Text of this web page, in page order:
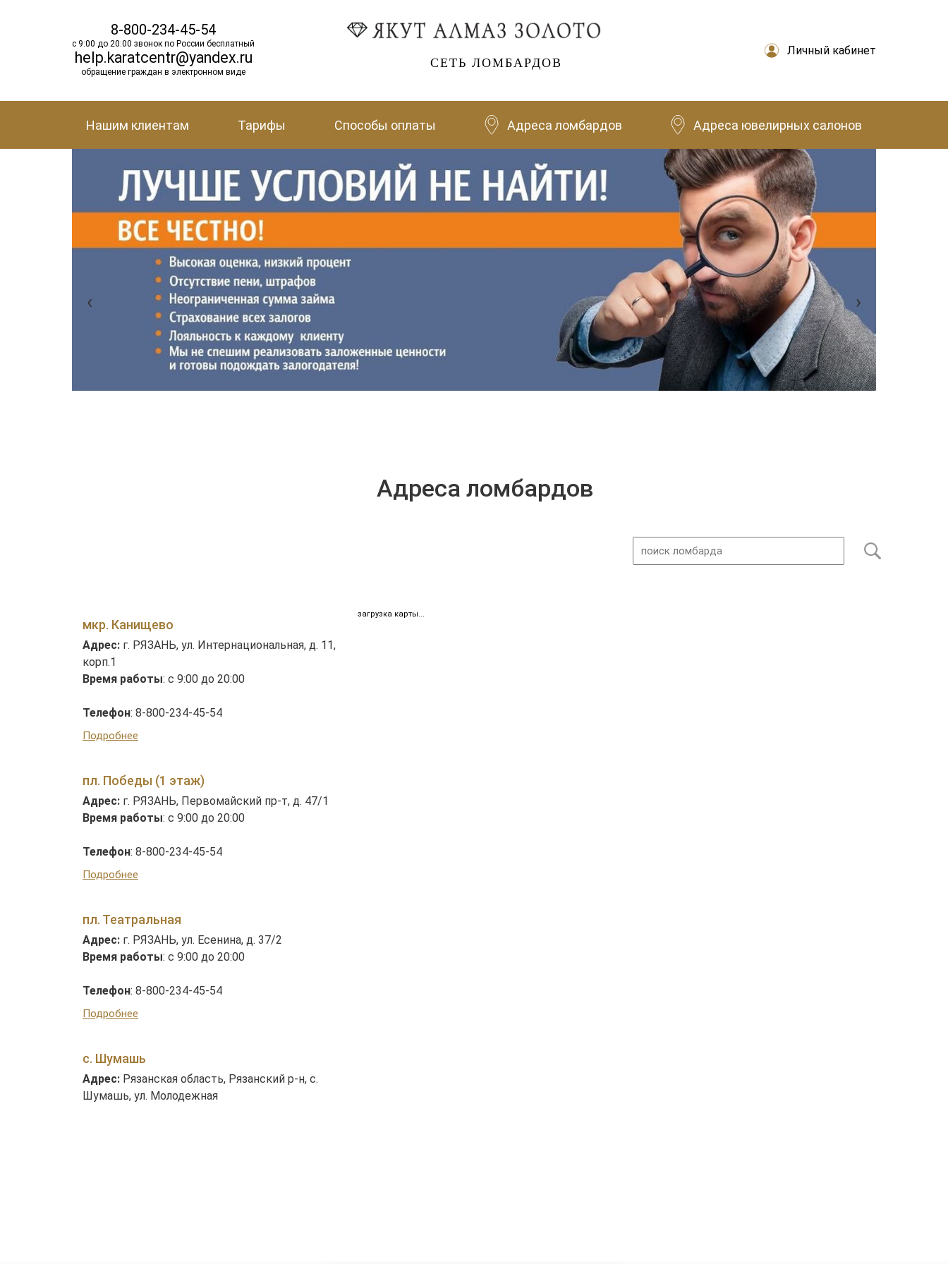
8-800-234-45-54
с 9:00 до 20:00 звонок по России бесплатный
help.karatcentr@yandex.ru
обращение граждан в электронном виде
СЕТЬ ЛОМБАРДОВ
Личный кабинет
Нашим клиентам Тарифы Способы оплаты Адреса ломбардов Адреса ювелирных салонов
‹ ›
Адреса ломбардов
мкр. Канищево
Адрес: г. РЯЗАНЬ, ул. Интернациональная, д. 11,
корп.1
Время работы: с 9:00 до 20:00
Телефон: 8-800-234-45-54
Подробнее
пл. Победы (1 этаж)
Адрес: г. РЯЗАНЬ, Первомайский пр-т, д. 47/1
Время работы: с 9:00 до 20:00
Телефон: 8-800-234-45-54
Подробнее
пл. Театральная
Адрес: г. РЯЗАНЬ, ул. Есенина, д. 37/2
Время работы: с 9:00 до 20:00
Телефон: 8-800-234-45-54
Подробнее
с. Шумашь
Адрес: Рязанская область, Рязанский р-н, с.
Шумашь, ул. Молодежная
загрузка карты...